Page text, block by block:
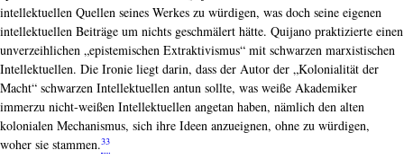
intellektuellen Quellen seines Werkes zu würdigen, was doch seine eigenen
intellektuellen Beiträge um nichts geschmälert hätte. Quijano praktizierte einen
unverzeihlichen „epistemischen Extraktivismus“ mit schwarzen marxistischen
Intellektuellen. Die Ironie liegt darin, dass der Autor der „Kolonialität der
Macht“ schwarzen Intellektuellen antun sollte, was weiße Akademiker
immerzu nicht-weißen Intellektuellen angetan haben, nämlich den alten
kolonialen Mechanismus, sich ihre Ideen anzueignen, ohne zu würdigen,
woher sie stammen.33